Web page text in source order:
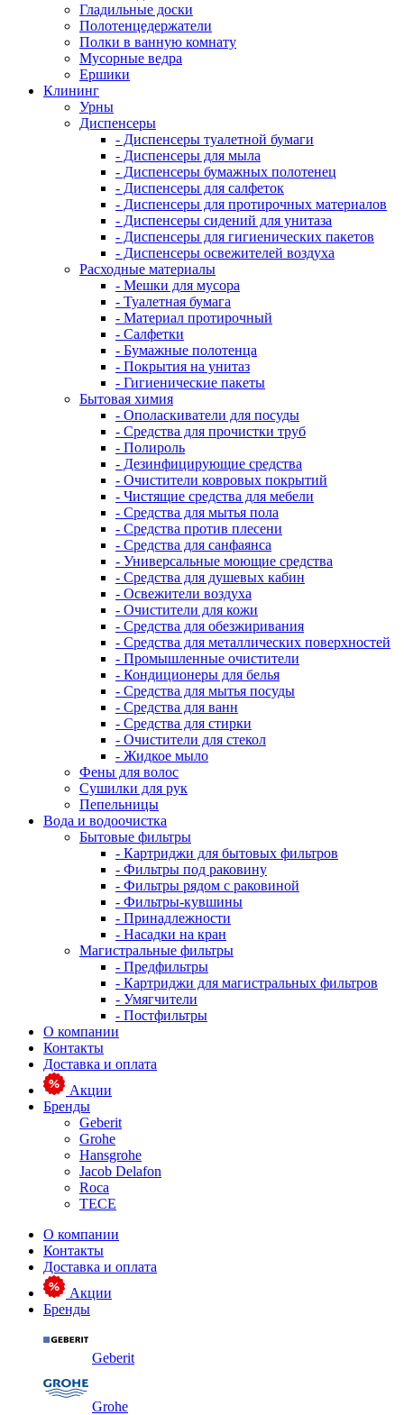
Гладильные доски
Полотенцедержатели
Полки в ванную комнату
Мусорные ведра
Ершики
Клининг
Урны
Диспенсеры
- Диспенсеры туалетной бумаги
- Диспенсеры для мыла
- Диспенсеры бумажных полотенец
- Диспенсеры для салфеток
- Диспенсеры для протирочных материалов
- Диспенсеры сидений для унитаза
- Диспенсеры для гигиенических пакетов
- Диспенсеры освежителей воздуха
Расходные материалы
- Мешки для мусора
- Туалетная бумага
- Материал протирочный
- Салфетки
- Бумажные полотенца
- Покрытия на унитаз
- Гигиенические пакеты
Бытовая химия
- Ополаскиватели для посуды
- Средства для прочистки труб
- Полироль
- Дезинфицирующие средства
- Очистители ковровых покрытий
- Чистящие средства для мебели
- Средства для мытья пола
- Средства против плесени
- Средства для санфаянса
- Универсальные моющие средства
- Средства для душевых кабин
- Освежители воздуха
- Очистители для кожи
- Средства для обезжиривания
- Средства для металлических поверхностей
- Промышленные очистители
- Кондиционеры для белья
- Средства для мытья посуды
- Средства для ванн
- Средства для стирки
- Очистители для стекол
- Жидкое мыло
Фены для волос
Сушилки для рук
Пепельницы
Вода и водоочистка
Бытовые фильтры
- Картриджи для бытовых фильтров
- Фильтры под раковину
- Фильтры рядом с раковиной
- Фильтры-кувшины
- Принадлежности
- Насадки на кран
Магистральные фильтры
- Предфильтры
- Картриджи для магистральных фильтров
- Умягчители
- Постфильтры
О компании
Контакты
Доставка и оплата
Акции
Бренды
Geberit
Grohe
Hansgrohe
Jacob Delafon
Roca
TECE
О компании
Контакты
Доставка и оплата
Акции
Бренды
Geberit
Grohe